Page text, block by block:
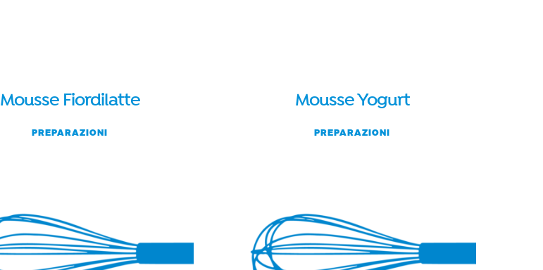
Mousse Fiordilatte
PREPARAZIONI
Mousse Yogurt
PREPARAZIONI